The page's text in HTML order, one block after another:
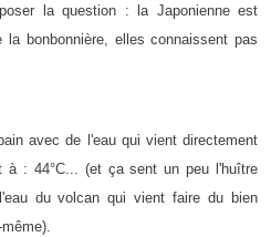
la question : la Japonienne est
bonbonnière, elles connaissent pas
avec de l'eau qui vient directement
: 44°C... (et ça sent un peu l'huître
du volcan qui vient faire du bien